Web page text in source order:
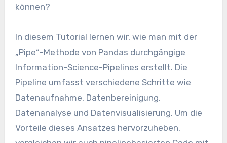
können?
In diesem Tutorial lernen wir, wie man mit der
„Pipe“-Methode von Pandas durchgängige
Information-Science-Pipelines erstellt. Die
Pipeline umfasst verschiedene Schritte wie
Datenaufnahme, Datenbereinigung,
Datenanalyse und Datenvisualisierung. Um die
Vorteile dieses Ansatzes hervorzuheben,